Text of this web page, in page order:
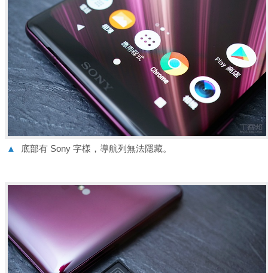
▲ 底部有 Sony 字樣，導航列無法隱藏。